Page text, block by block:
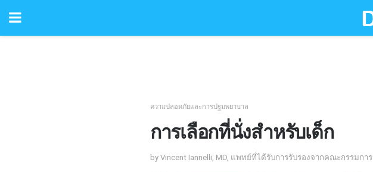
ความปลอดภัยและการปฐมพยาบาล
การเลือกที่นั่งสำหรับเด็ก
by Vincent Iannelli, MD, แพทย์ที่ได้รับการรับรองจากคณะกรรมการ